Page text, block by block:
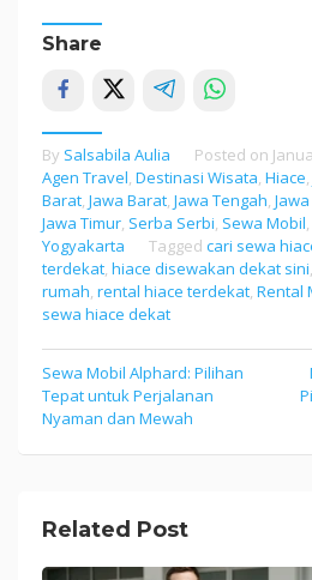
Share
By Salsabila Aulia Posted on
Agen Travel, Destinasi Wisata, Hiace,
Barat, Jawa Barat, Jawa Tengah,
Jawa Timur, Serba Serbi, Sewa Mobil,
Yogyakarta
Tagged cari sewa
terdekat, hiace disewakan dekat sini,
rumah, rental hiace terdekat, Rental
sewa hiace dekat
Post
navigation
Sewa Mobil Alphard: Pilihan
Tepat untuk Perjalanan
Nyaman dan Mewah
Related Post